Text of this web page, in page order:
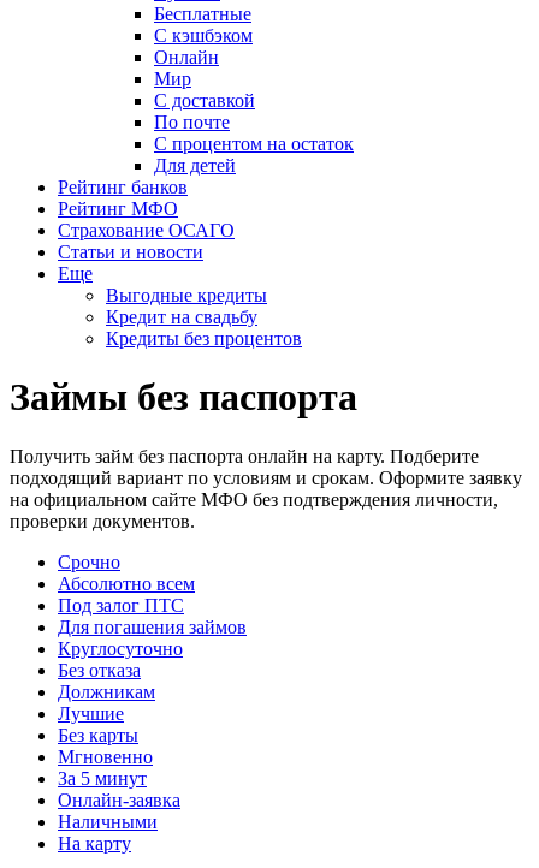
Бесплатные
С кэшбэком
Онлайн
Мир
С доставкой
По почте
С процентом на остаток
Для детей
Рейтинг банков
Рейтинг МФО
Страхование ОСАГО
Статьи и новости
Еще
Выгодные кредиты
Кредит на свадьбу
Кредиты без процентов
Займы без паспорта
Получить займ без паспорта онлайн на карту. Подберите
подходящий вариант по условиям и срокам. Оформите заявку
на официальном сайте МФО без подтверждения личности,
проверки документов.
Срочно
Абсолютно всем
Под залог ПТС
Для погашения займов
Круглосуточно
Без отказа
Должникам
Лучшие
Без карты
Мгновенно
За 5 минут
Онлайн-заявка
Наличными
На карту